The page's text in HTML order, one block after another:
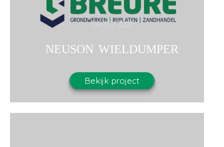
04/10/2021
NEUSON WIELDUMPER
Bekijk project